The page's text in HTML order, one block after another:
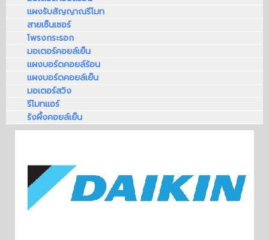
แผงรับสัญญาณรีโมท
สายเซ็นเซอร์
โพรงกระรอก
มอเตอร์คอยล์เย็น
แผงบอร์ดคอยล์ร้อน
แผงบอร์ดคอยล์เย็น
มอเตอร์สวิง
รีโมทแอร์
รังผึ้งคอยล์เย็น